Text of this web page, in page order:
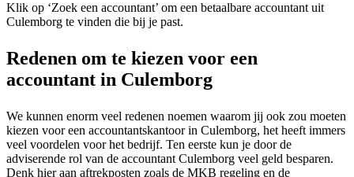
Klik op ‘Zoek een accountant’ om een betaalbare accountant uit
Culemborg te vinden die bij je past.
Redenen om te kiezen voor een
accountant in Culemborg
We kunnen enorm veel redenen noemen waarom jij ook zou moeten
kiezen voor een accountantskantoor in Culemborg, het heeft immers
veel voordelen voor het bedrijf. Ten eerste kun je door de
adviserende rol van de accountant Culemborg veel geld besparen.
Denk hier aan aftrekposten zoals de MKB regeling en de